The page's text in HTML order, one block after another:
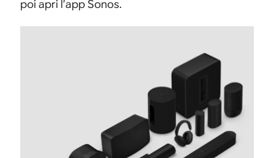
poi apri l’app Sonos.